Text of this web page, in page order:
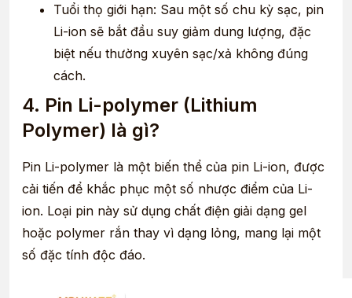
Tuổi thọ giới hạn: Sau một số chu kỳ sạc, pin
Li-ion sẽ bắt đầu suy giảm dung lượng, đặc
biệt nếu thường xuyên sạc/xả không đúng
cách.
4. Pin Li-polymer (Lithium
Polymer) là gì?
Pin Li-polymer là một biến thể của pin Li-ion, được
cải tiến để khắc phục một số nhược điểm của Li-
ion. Loại pin này sử dụng chất điện giải dạng gel
hoặc polymer rắn thay vì dạng lỏng, mang lại một
số đặc tính độc đáo.